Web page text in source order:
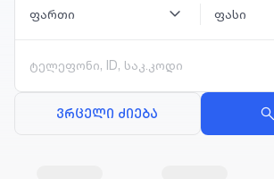
ფართი ფასი
ვრცელი ძიება